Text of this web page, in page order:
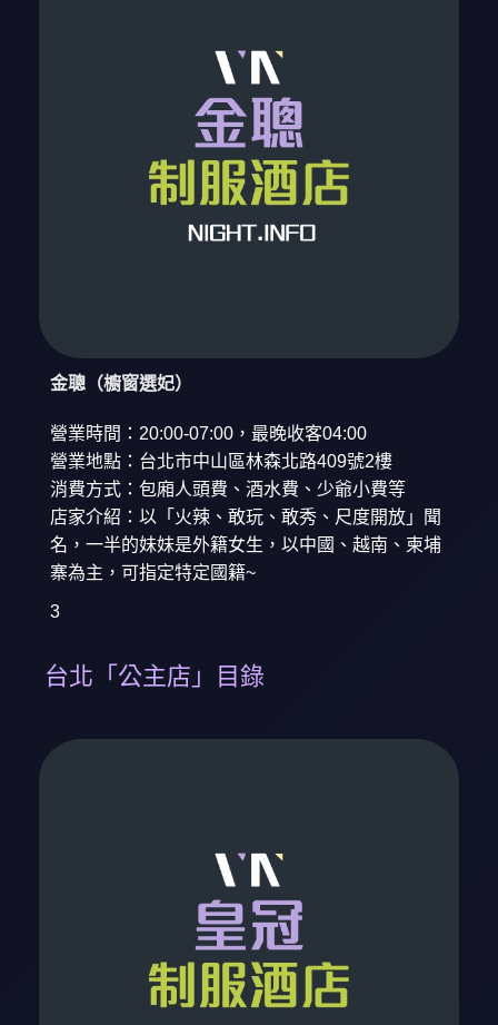
金聰（櫥窗選妃）
營業時間：20:00-07:00，最晚收客04:00
營業地點：台北市中山區林森北路409號2樓
消費方式：包廂人頭費、酒水費、少爺小費等
店家介紹：以「火辣、敢玩、敢秀、尺度開放」聞
名，一半的妹妹是外籍女生，以中國、越南、柬埔
寨為主，可指定特定國籍~
3
台北「公主店」目錄